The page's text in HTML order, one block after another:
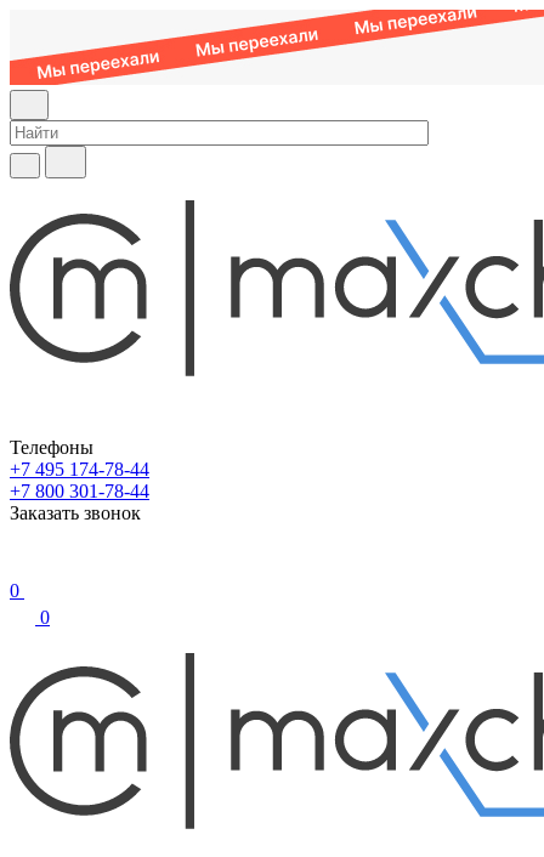
Телефоны
+7 495 174-78-44
+7 800 301-78-44
Заказать звонок
0
0